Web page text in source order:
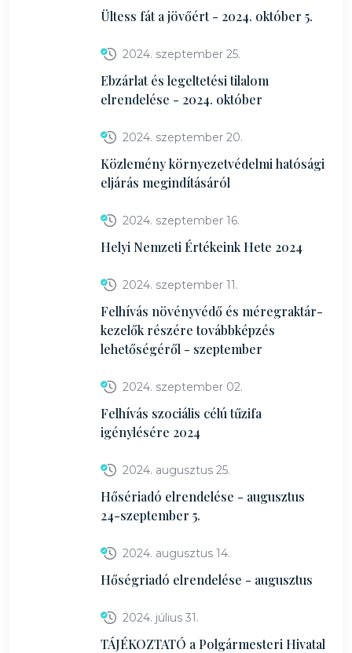
Ültess fát a jövőért - 2024. október 5.
2024. szeptember 25.
Ebzárlat és legeltetési tilalom
elrendelése - 2024. október
2024. szeptember 20.
Közlemény környezetvédelmi hatósági
eljárás megindításáról
2024. szeptember 16.
Helyi Nemzeti Értékeink Hete 2024
2024. szeptember 11.
Felhívás növényvédő és méregraktár-
kezelők részére továbbképzés
lehetőségéről - szeptember
2024. szeptember 02.
Felhívás szociális célú tűzifa
igénylésére 2024
2024. augusztus 25.
Hősériadó elrendelése - augusztus
24-szeptember 5.
2024. augusztus 14.
Hőségriadó elrendelése - augusztus
2024. július 31.
TÁJÉKOZTATÓ a Polgármesteri Hivatal